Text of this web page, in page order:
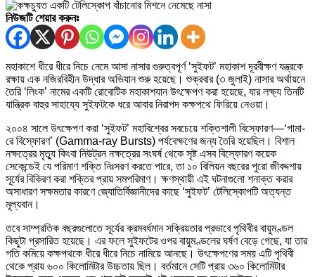
নিউজটি শেয়ার করুনঃ
মহাকাশে ধীরে ধীরে নিচে নেমে আসা নাসার গুরুত্বপূর্ণ ‘সুইফট’ মহাকাশ দূরবীক্ষণ যন্ত্রকে
রক্ষায় এক নজিরবিহীন উদ্ধার অভিযান শুরু হয়েছে। শুক্রবার (৩ জুলাই) নাসার অর্থায়নে
তৈরি ‘লিংক’ নামের একটি রোবোটিক মহাকাশযান উৎক্ষেপণ করা হয়েছে, যার লক্ষ্য তিনটি
যান্ত্রিক বাহুর সাহায্যে সুইফটকে ধরে আবার নিরাপদ কক্ষপথে ফিরিয়ে নেওয়া।
২০০৪ সালে উৎক্ষেপণ করা ‘সুইফট’ মহাবিশ্বের সবচেয়ে শক্তিশালী বিস্ফোরণ—‘গামা-
রে বিস্ফোরণ’ (Gamma-ray Bursts) পর্যবেক্ষণের জন্য তৈরি হয়েছিল। বিশাল
নক্ষত্রের মৃত্যু কিংবা নিউট্রন নক্ষত্রের সংঘর্ষ থেকে সৃষ্ট এসব বিস্ফোরণ কয়েক
সেকেন্ডেই যে পরিমাণ শক্তি নিঃসরণ করতে পারে, তা ১০ বিলিয়ন বছরের পুরো জীবদ্দশায়
সূর্যের বিকিরণ করা শক্তির প্রায় সমপরিমাণ। ক্ষণস্থায়ী এই ঘটনাগুলো শনাক্ত করার
অসাধারণ সক্ষমতার কারণে জ্যোতির্বিজ্ঞানীদের কাছে ‘সুইফট’ টেলিস্কোপটি অত্যন্ত
মূল্যবান।
তবে সাম্প্রতিক বছরগুলোতে সূর্যের ক্রমবর্ধমান সক্রিয়তার প্রভাবে পৃথিবীর বায়ুমণ্ডল
কিছুটা প্রসারিত হয়েছে। এর ফলে সুইফটের ওপর বায়ুমণ্ডলের ঘর্ষণ বেড়ে গেছে, যা তার
গতি কমিয়ে কক্ষপথকে ধীরে ধীরে নিচে নামিয়ে আনছে। উৎক্ষেপণের সময় এটি পৃথিবী
থেকে প্রায় ৬০০ কিলোমিটার উচ্চতায় ছিল। বর্তমানে সেটি প্রায় ৩৬০ কিলোমিটার